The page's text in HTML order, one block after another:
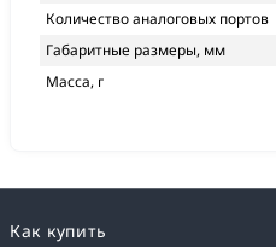
Количество аналоговых портов
Габаритные размеры, мм
Масса, г
Как купить